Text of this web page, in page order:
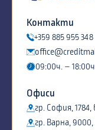
Контакти
+359 885 955 348
09:00ч. –
Офиси
гр. София,
гр. Варна,